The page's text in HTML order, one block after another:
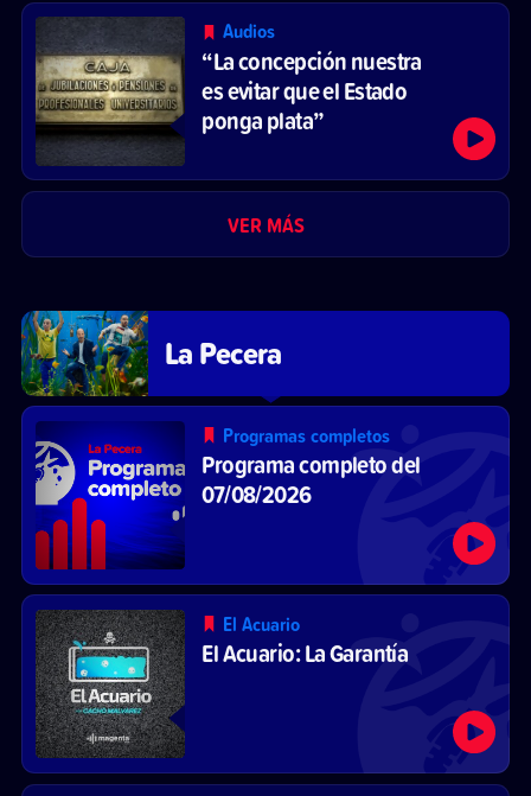
Audios
“La concepción nuestra
es evitar que el Estado
ponga plata”
VER MÁS
La Pecera
Programas completos
Programa completo del
07/08/2026
El Acuario
El Acuario: La Garantía